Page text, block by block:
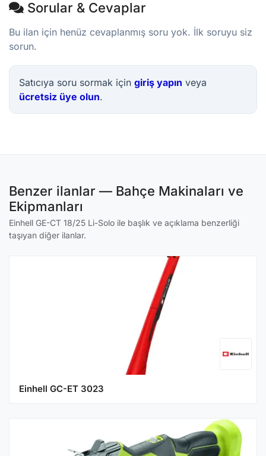
Sorular & Cevaplar
Bu ilan için henüz cevaplanmış soru yok. İlk soruyu siz
sorun.
Satıcıya soru sormak için giriş yapın veya
ücretsiz üye olun.
Benzer ilanlar — Bahçe Makinaları ve
Ekipmanları
Einhell GE-CT 18/25 Li-Solo ile başlık ve açıklama benzerliği
taşıyan diğer ilanlar.
Einhell GC-ET 3023